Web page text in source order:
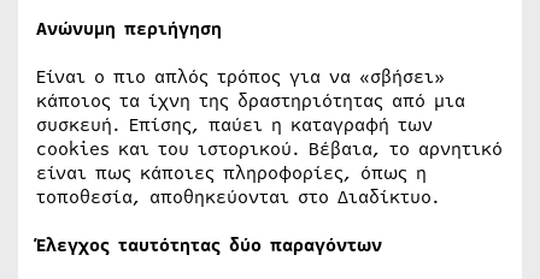
Ανώνυμη περιήγηση
Είναι ο πιο απλός τρόπος για να «σβήσει»
κάποιος τα ίχνη της δραστηριότητας από μια
συσκευή. Επίσης, παύει η καταγραφή των
cookies και του ιστορικού. Βέβαια, το αρνητικό
είναι πως κάποιες πληροφορίες, όπως η
τοποθεσία, αποθηκεύονται στο Διαδίκτυο.
Έλεγχος ταυτότητας δύο παραγόντων